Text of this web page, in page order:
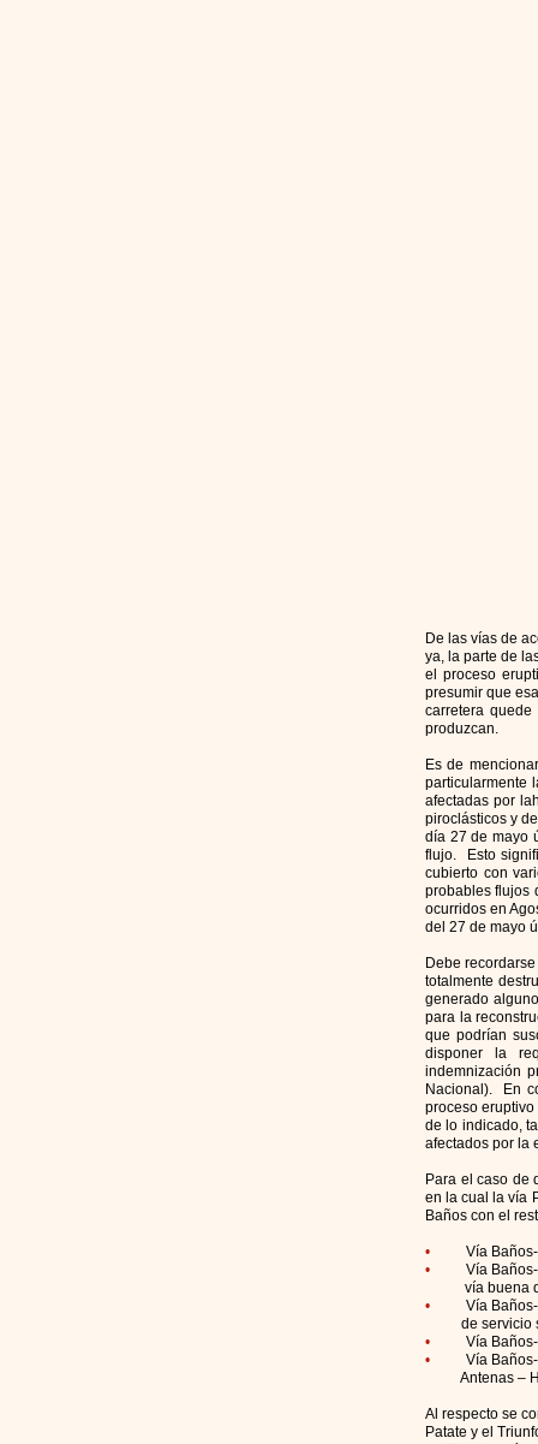
De las vías de
ya, la parte de
el proceso
presumir que
carretera
produzcan.
Es de
particularmente
afectadas por
piroclásticos y
día 27 de mayo
flujo. Esto
cubierto con
probables flujos
ocurridos en
del 27 de mayo
Debe
totalmente
generado
para la
que podrían
disponer la
indemnización
Nacional). En
proceso
de lo indicado,
afectados por la
Para el caso de
en la cual la vía
Baños con el
• Vía
• Vía
vía buena
• Vía
de servicio si
• Vía
• Vía
Antenas –
Al respecto se
Patate y el